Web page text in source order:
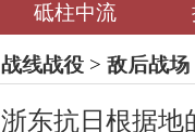
砥柱中流
战线战役 > 敌后战场
浙东抗日根据地